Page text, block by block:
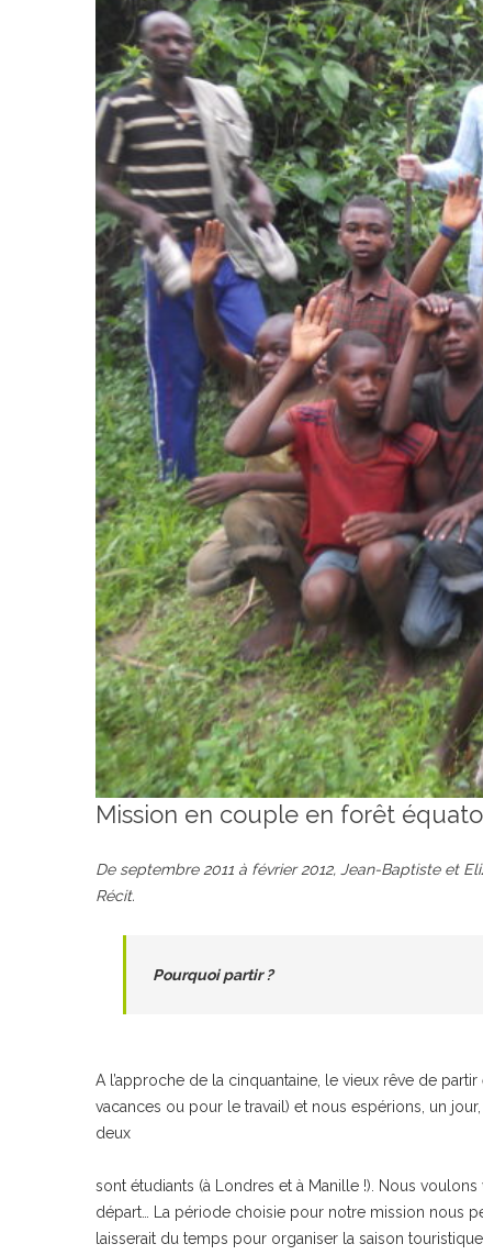
Mission en couple en forêt
De septembre 2011 à février 2012, Jean-Baptiste et
Récit.
Pourquoi partir ?
A l’approche de la cinquantaine, le vieux rêve de
vacances ou pour le travail) et nous espérions, un
deux
sont étudiants (à Londres et à Manille !). Nous
départ… La période choisie pour notre mission nous
laisserait du temps pour organiser la saison